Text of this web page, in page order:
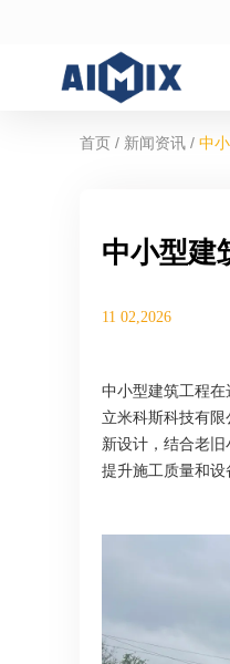
首页 / 新闻资讯 / 中
中小型建
11 02,2026
中小型建筑工程
立米科斯科技有
新设计，结合老
提升施工质量和设